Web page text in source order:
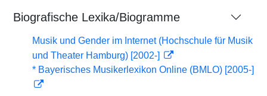
Biografische Lexika/Biogramme
Musik und Gender im Internet (Hochschule für Musik
und Theater Hamburg) [2002-]
* Bayerisches Musikerlexikon Online (BMLO) [2005-]